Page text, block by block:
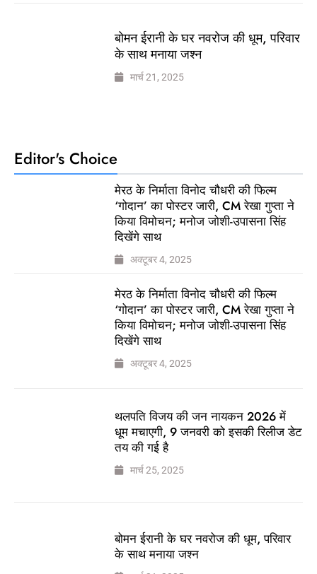
बोमन ईरानी के घर नवरोज की धूम, परिवार
के साथ मनाया जश्न
मार्च 21, 2025
Editor's Choice
मेरठ के निर्माता विनोद चौधरी की फिल्म
‘गोदान’ का पोस्टर जारी, CM रेखा गुप्ता ने
किया विमोचन; मनोज जोशी-उपासना सिंह
दिखेंगे साथ
अक्टूबर 4, 2025
मेरठ के निर्माता विनोद चौधरी की फिल्म
‘गोदान’ का पोस्टर जारी, CM रेखा गुप्ता ने
किया विमोचन; मनोज जोशी-उपासना सिंह
दिखेंगे साथ
अक्टूबर 4, 2025
थलपति विजय की जन नायकन 2026 में
धूम मचाएगी, 9 जनवरी को इसकी रिलीज डेट
तय की गई है
मार्च 25, 2025
बोमन ईरानी के घर नवरोज की धूम, परिवार
के साथ मनाया जश्न